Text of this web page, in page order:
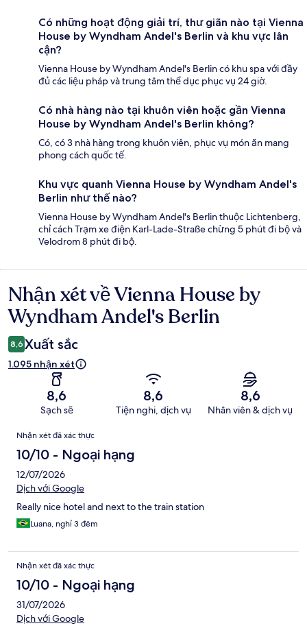
Có những hoạt động giải trí, thư giãn nào tại Vienna
House by Wyndham Andel's Berlin và khu vực lân
cận?
Vienna House by Wyndham Andel's Berlin có khu spa với đầy
đủ các liệu pháp và trung tâm thể dục phục vụ 24 giờ.
Có nhà hàng nào tại khuôn viên hoặc gần Vienna
House by Wyndham Andel's Berlin không?
Có, có 3 nhà hàng trong khuôn viên, phục vụ món ăn mang
phong cách quốc tế.
Khu vực quanh Vienna House by Wyndham Andel's
Berlin như thế nào?
Vienna House by Wyndham Andel's Berlin thuộc Lichtenberg,
chỉ cách Trạm xe điện Karl-Lade-Straße chừng 5 phút đi bộ và
Velodrom 8 phút đi bộ.
Nhận
xét
Nhận xét về Vienna House by
Wyndham Andel's Berlin
8,6 Xuất sắc
1.095 nhận xét
8,6
Sạch sẽ
8,6
Tiện nghi, dịch vụ
8,6
Nhân viên & dịch vụ
Nhận
xét
Nhận xét đã xác thực
10/10 - Ngoại hạng
12/07/2026
Dịch với Google
Really nice hotel and next to the train station
Luana, nghỉ 3 đêm
Nhận xét đã xác thực
10/10 - Ngoại hạng
31/07/2026
Dịch với Google